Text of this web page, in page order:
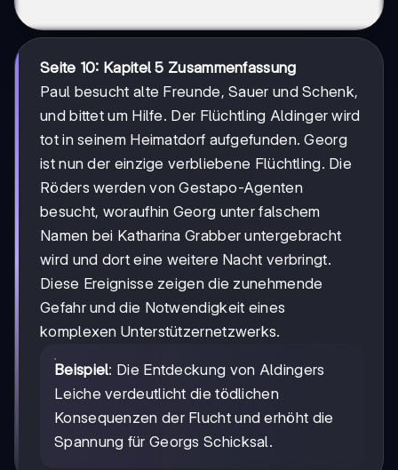
Seite 10: Kapitel 5 Zusammenfassung
Paul besucht alte Freunde, Sauer und Schenk,
und bittet um Hilfe. Der Flüchtling Aldinger wird
tot in seinem Heimatdorf aufgefunden. Georg
ist nun der einzige verbliebene Flüchtling. Die
Röders werden von Gestapo-Agenten
besucht, woraufhin Georg unter falschem
Namen bei Katharina Grabber untergebracht
wird und dort eine weitere Nacht verbringt.
Diese Ereignisse zeigen die zunehmende
Gefahr und die Notwendigkeit eines
komplexen Unterstützernetzwerks.
Beispiel: Die Entdeckung von Aldingers
Leiche verdeutlicht die tödlichen
Konsequenzen der Flucht und erhöht die
Spannung für Georgs Schicksal.